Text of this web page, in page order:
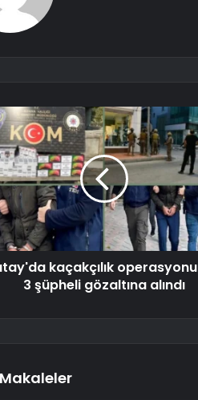
kaçakçılık
3 şüpheli gözaltına alındı